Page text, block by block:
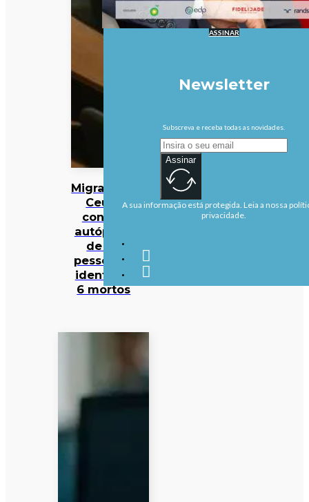
Migrações:
Ceuta
conclui
autópsias
de 82
pessoas e
identifica
6 mortos
ASSINAR
Newsletter
Subscreva e receba todas as novidades.
Assinar
A sua informação está protegida. Leia a nossa
privacidade.